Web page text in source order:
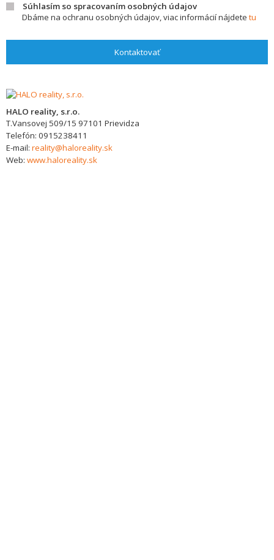
Súhlasím so spracovaním osobných údajov
Dbáme na ochranu osobných údajov, viac informácií nájdete tu
Kontaktovať
HALO reality, s.r.o.
T.Vansovej 509/15 97101 Prievidza
Telefón: 0915238411
E-mail: reality@haloreality.sk
Web: www.haloreality.sk